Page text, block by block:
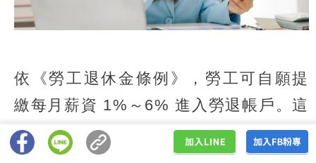
依《勞工退休金條例》，勞工可自願提
繳每月薪資 1%～6% 進入勞退帳戶。這
筆自提金額，將全數從當年度個人所得
總額中扣除，可直接減少應繳稅額，且